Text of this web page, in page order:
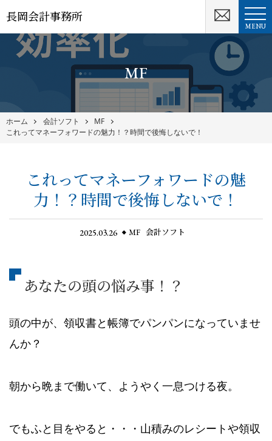
長岡会計事務所
MENU
MF
ホーム 会計ソフト
MF
これってマネーフォワードの魅力！？時間で後悔しないで！
これってマネーフォワードの魅
力！？時間で後悔しないで！
2025.03.26 MF 会計ソフト
あなたの頭の悩み事！？
頭の中が、領収書と帳簿でパンパンになっていませ
んか？
朝から晩まで働いて、ようやく一息つける夜。
でもふと目をやると・・・山積みのレシートや領収